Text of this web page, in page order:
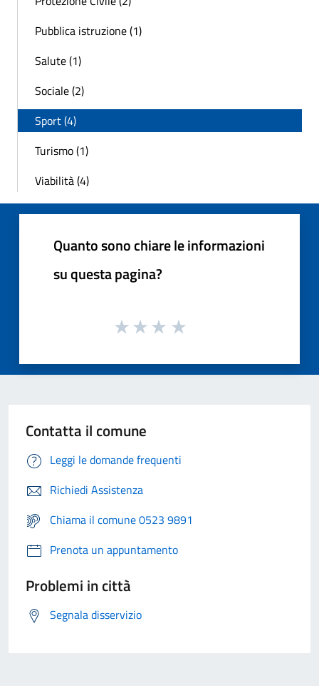
Pubblica istruzione (1)
Salute (1)
Sociale (2)
Sport (4)
Turismo (1)
Viabilità (4)
Quanto sono chiare le informazioni
su questa pagina?
Contatta il comune
Leggi le domande frequenti
Richiedi Assistenza
Chiama il comune 0523 9891
Prenota un appuntamento
Problemi in città
Segnala disservizio